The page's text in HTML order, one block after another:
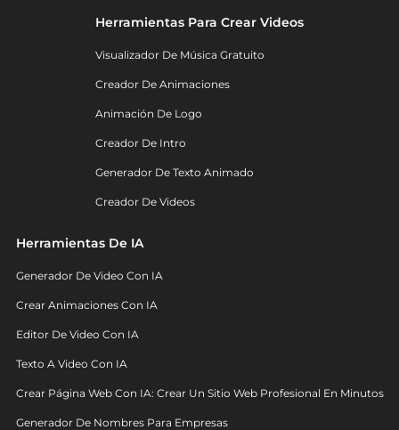
Herramientas Para Crear Videos
Visualizador De Música Gratuito
Creador De Animaciones
Animación De Logo
Creador De Intro
Generador De Texto Animado
Creador De Videos
Herramientas De IA
Generador De Video Con IA
Crear Animaciones Con IA
Editor De Video Con IA
Texto A Video Con IA
Crear Página Web Con IA: Crear Un Sitio Web Profesional En Minutos
Generador De Nombres Para Empresas